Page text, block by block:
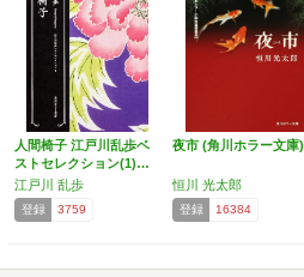
人間椅子 江戸川乱歩ベ
ストセレクション(1)…
江戸川 乱歩
登録 3759
夜市 (角川ホラー文庫)
恒川 光太郎
登録 16384